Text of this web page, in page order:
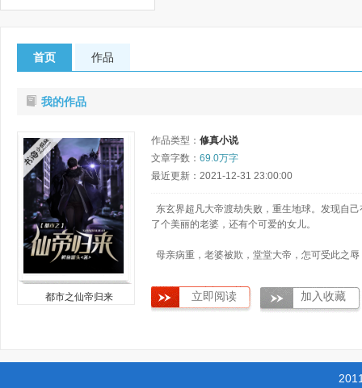
首页 作品
我的作品
都市之仙帝归来
作品类型： 修真小说
文章字数： 69.0万字
最近更新：2021-12-31 23:00:00
东玄界超凡大帝渡劫失败，重生地球。发现自己
了个美丽的老婆，还有个可爱的女儿。
母亲病重，老婆被欺，堂堂大帝，怎可受此之辱
立即阅读 加入收藏